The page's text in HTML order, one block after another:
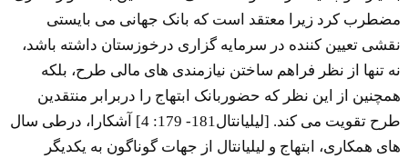
مضطرب کرد زیرا معتقد است که بانک جهانی می بایستی
نقشی تعیین کننده در سرمایه گزاری درخوزستان داشته باشد،
نه تنها از نظر فراهم ساختن نیازمندی های مالی طرح، بلکه
همچنین از این نظر که حضوربانک ابتهاج را دربرابر منتقدین
طرح تقویت می کند. [لیلیانتال181- 179: 4] آشکارا، درطی سال
های همکاری، ابتهاج و لیلیانتال از جهات گوناگون به یکدیگر